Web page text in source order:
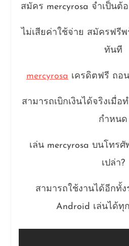
สมัคร mercyrosa จำเป็นต้
ไม่เสียค่าใช้จ่าย สมัครฟรี
ทันที
mercyrosa เครดิตฟรี ถอ
สามารถเบิกเงินได้จริงเมื่
กำหนด
เล่น mercyrosa บนโทร
เปล่า?
สามารถใช้งานได้อีกทั้
Android เล่นได้ทุ